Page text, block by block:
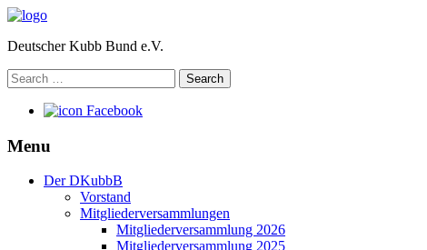
Deutscher Kubb Bund e.V.
Search
for:
Facebook
Menu
Der DKubbB
Vorstand
Mitgliederversammlungen
Mitgliederversammlung 2026
Mitgliederversammlung 2025